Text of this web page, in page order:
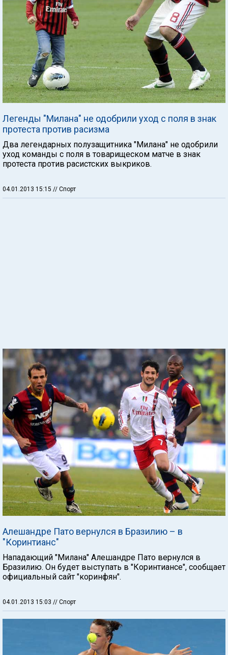
Легенды "Милана" не одобрили уход с поля в знак
протеста против расизма
Два легендарных полузащитника "Милана" не одобрили
уход команды с поля в товарищеском матче в знак
протеста против расистских выкриков.
04.01.2013 15:15 // Спорт
Алешандре Пато вернулся в Бразилию – в
"Коринтианс"
Нападающий "Милана" Алешандре Пато вернулся в
Бразилию. Он будет выступать в "Коринтиансе", сообщает
официальный сайт "коринфян".
04.01.2013 15:03 // Спорт